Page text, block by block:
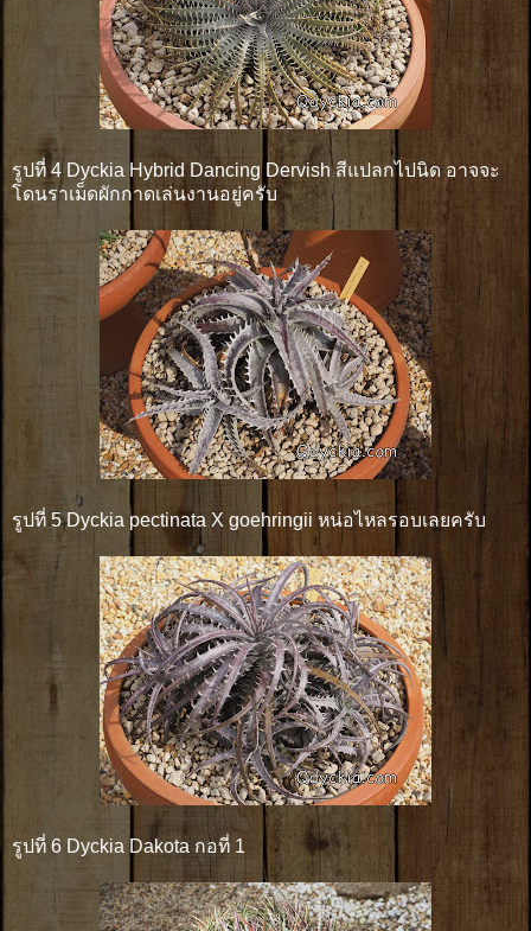
รูปที่ 4 Dyckia Hybrid Dancing Dervish สีแปลกไปนิด อาจจะ
โดนราเม็ดผักกาดเล่นงานอยู่ครับ
รูปที่ 5 Dyckia pectinata X goehringii หน่อไหลรอบเลยครับ
รูปที่ 6 Dyckia Dakota กอที่ 1